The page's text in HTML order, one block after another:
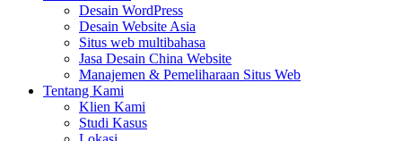
Desain WordPress
Desain Website Asia
Situs web multibahasa
Jasa Desain China Website
Manajemen & Pemeliharaan Situs Web
Tentang Kami
Klien Kami
Studi Kasus